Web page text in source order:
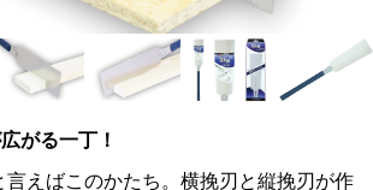
がる一丁！
言えばこのかたち。横挽刃と縦挽刃が作